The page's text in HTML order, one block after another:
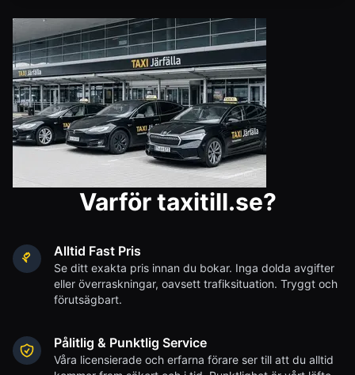
Varför taxitill.se?
Alltid Fast Pris
Se ditt exakta pris innan du bokar. Inga dolda avgifter
eller överraskningar, oavsett trafiksituation. Tryggt och
förutsägbart.
Pålitlig & Punktlig Service
Våra licensierade och erfarna förare ser till att du alltid